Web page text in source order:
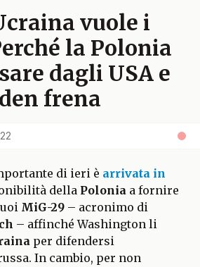
vuole i
la Polonia
dagli USA e
frena
di ieri è arrivata in
della Polonia a fornire
MiG-29 – acronimo di
– affinché Washington li
per difendersi
In cambio, per non